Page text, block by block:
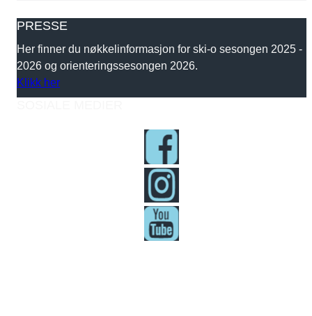
PRESSE
Her finner du nøkkelinformasjon for ski-o sesongen 2025 -
2026 og orienteringssesongen 2026.
Klikk her